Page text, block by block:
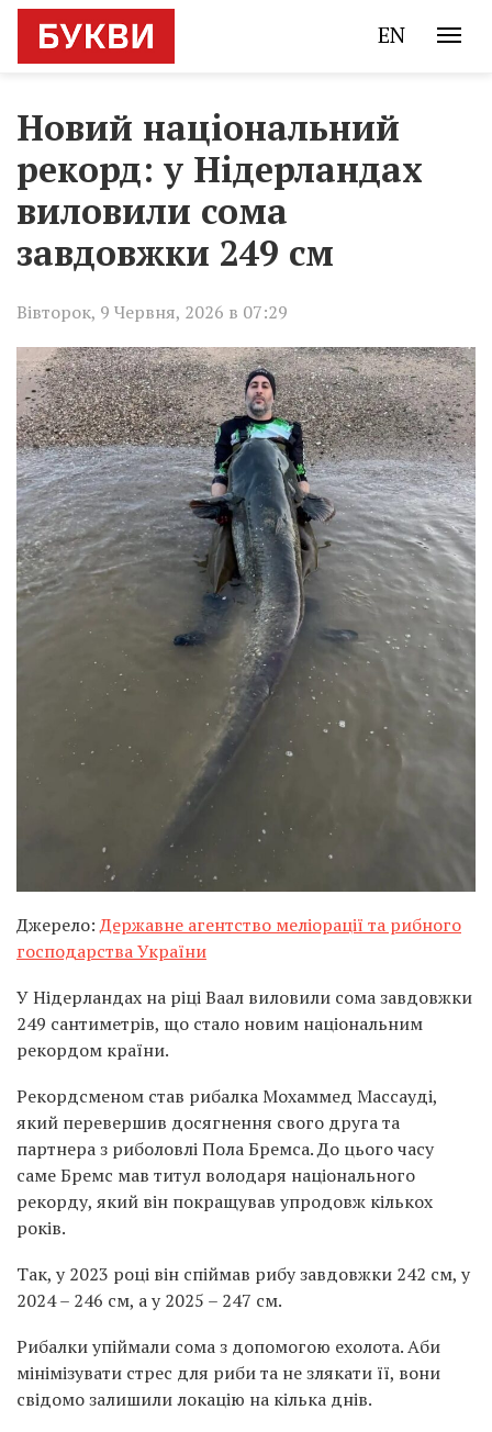
EN
Новий національний
рекорд: у Нідерландах
виловили сома
завдовжки 249 см
Вівторок, 9 Червня, 2026 в 07:29
Джерело:Державне агентство меліорації та рибного
господарства України
У Нідерландах на ріці Ваал виловили сома завдовжки
249 сантиметрів, що стало новим національним
рекордом країни.
Рекордсменом став рибалка Мохаммед Массауді,
який перевершив досягнення свого друга та
партнера з риболовлі Пола Бремса. До цього часу
саме Бремс мав титул володаря національного
рекорду, який він покращував упродовж кількох
років.
Так, у 2023 році він спіймав рибу завдовжки 242 см, у
2024 – 246 см, а у 2025 – 247 см.
Рибалки упіймали сома з допомогою ехолота. Аби
мінімізувати стрес для риби та не злякати її, вони
свідомо залишили локацію на кілька днів.